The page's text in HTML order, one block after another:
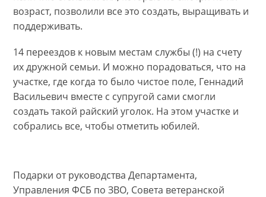
возраст, позволили все это создать, выращивать и
поддерживать.
14 переездов к новым местам службы (!) на счету
их дружной семьи. И можно порадоваться, что на
участке, где когда то было чистое поле, Геннадий
Васильевич вместе с супругой сами смогли
создать такой райский уголок. На этом участке и
собрались все, чтобы отметить юбилей.
Подарки от руководства Департамента,
Управления ФСБ по ЗВО, Совета ветеранской